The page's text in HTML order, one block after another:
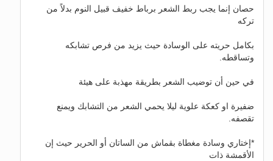
حصان إنما يجب ربط الشعر برباط خفيف قبيل النوم بدلاً من
تركه
بكامل حريته على الوسادة حيث يزيد من فرص تشابكه
وتساقطه.
في حين أن توضيب الشعر بطريقة مهذبة على هيئة
ضفيرة او كعكة علوية ليلا يحمي الشعر من التشابك ويمنع
تقصفه.
*إختاري وسادة مغطاة بقماش من الساتان أو الحرير حيث إن
الأقمشة ذات